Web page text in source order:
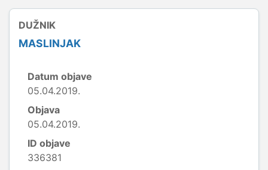
DUŽNIK
MASLINJAK
Datum objave
05.04.2019.
Objava
05.04.2019.
ID objave
336381